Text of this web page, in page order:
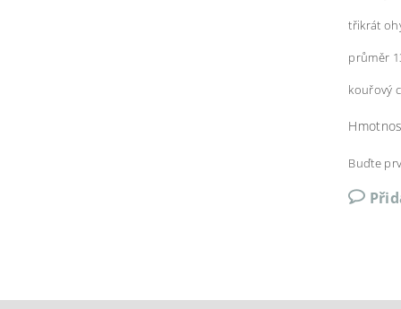
třikrát
průměr
kouřový
Buďte